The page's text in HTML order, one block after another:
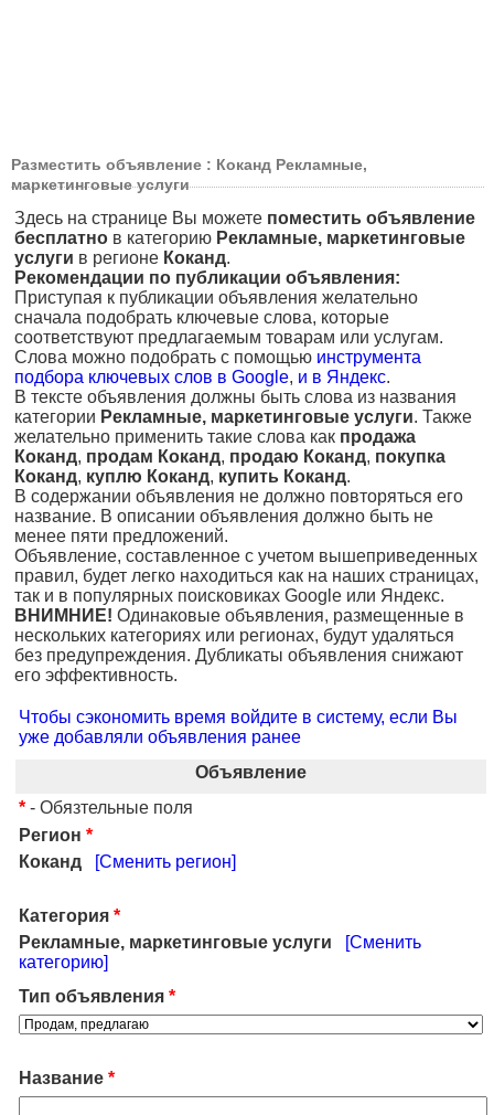
Разместить объявление : Коканд Рекламные,
маркетинговые услуги
Здесь на странице Вы можете поместить объявление
бесплатно в категорию Рекламные, маркетинговые
услуги в регионе Коканд.
Рекомендации по публикации объявления:
Приступая к публикации объявления желательно
сначала подобрать ключевые слова, которые
соответствуют предлагаемым товарам или услугам.
Слова можно подобрать с помощью инструмента
подбора ключевых слов в Google, и в Яндекс.
В тексте объявления должны быть слова из названия
категории Рекламные, маркетинговые услуги. Также
желательно применить такие слова как продажа
Коканд, продам Коканд, продаю Коканд, покупка
Коканд, куплю Коканд, купить Коканд.
В содержании объявления не должно повторяться его
название. В описании объявления должно быть не
менее пяти предложений.
Объявление, составленное с учетом вышеприведенных
правил, будет легко находиться как на наших страницах,
так и в популярных поисковиках Google или Яндекс.
ВНИМНИЕ! Одинаковые объявления, размещенные в
нескольких категориях или регионах, будут удаляться
без предупреждения. Дубликаты объявления снижают
его эффективность.
Чтобы сэкономить время войдите в систему, если Вы
уже добавляли объявления ранее
Объявление
* - Обязтельные поля
Регион *
Коканд
[Сменить регион]
Категория *
Рекламные, маркетинговые услуги
[Сменить
категорию]
Тип объявления *
Название *